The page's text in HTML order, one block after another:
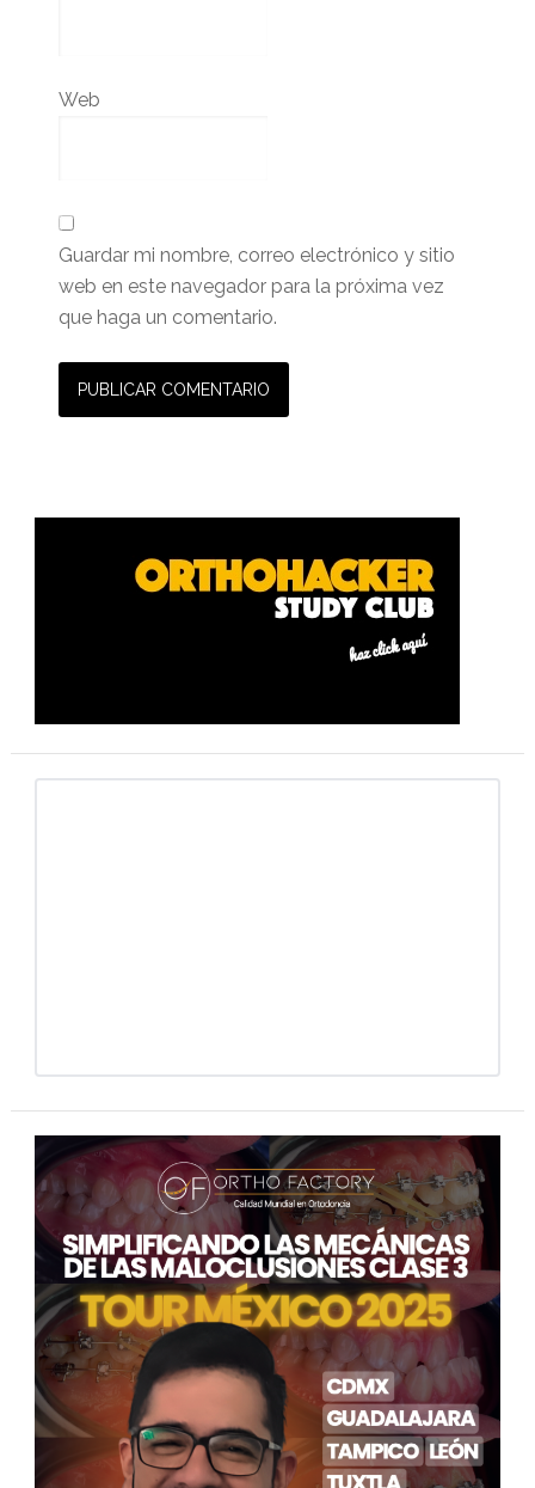
Web
Guardar mi nombre, correo electrónico y sitio
web en este navegador para la próxima vez
que haga un comentario.
Barra
primaria